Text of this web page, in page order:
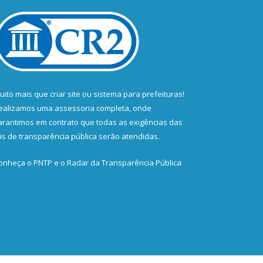
mais que criar site ou sistema para prefeituras!
uma assessoria completa, onde
em contrato que todas as exigências das
de transparência pública serão atendidas.
o PNTP e o Radar da Transparência Pública